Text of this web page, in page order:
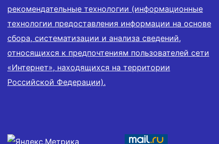
рекомендательные технологии (информационные
технологии предоставления информации на основе
сбора, систематизации и анализа сведений,
относящихся к предпочтениям пользователей сети
«Интернет», находящихся на территории
Российской Федерации).